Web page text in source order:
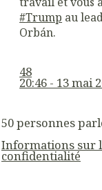
#Trump au
Orbán.
48
20:46 - 13 mai
50 personnes
Informations sur
confidentialité